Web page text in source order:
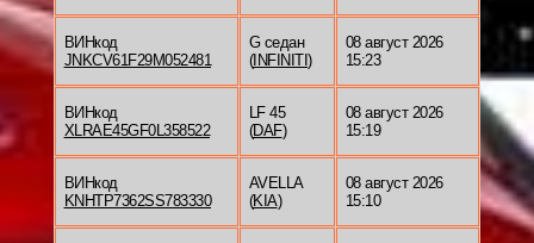
ВИНкод
JNKCV61F29M052481
G седан
(INFINITI )
08 август 2026
15:23
ВИНкод
XLRAE45GF0L358522
LF 45
(DAF)
08 август 2026
15:19
ВИНкод
KNHTP7362SS783330
AVELLA
(KIA)
08 август 2026
15:10